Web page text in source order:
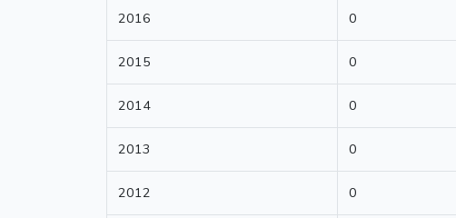
2016 0
2015 0
2014 0
2013 0
2012 0